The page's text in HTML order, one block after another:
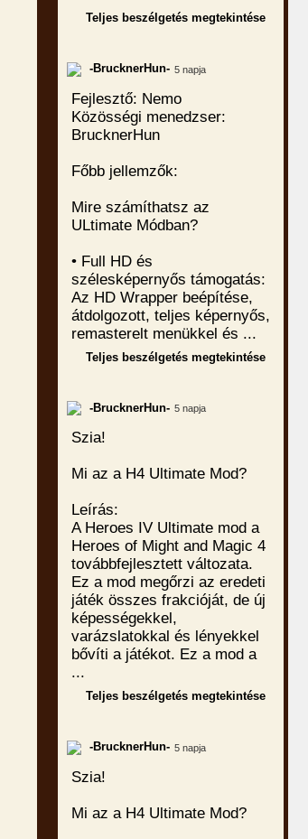
Teljes beszélgetés megtekintése
-BrucknerHun- 5 napja
Fejlesztő: Nemo
Közösségi menedzser:
BrucknerHun
Főbb jellemzők:
Mire számíthatsz az
ULtimate Módban?
• Full HD és
szélesképernyős támogatás:
Az HD Wrapper beépítése,
átdolgozott, teljes képernyős,
remasterelt menükkel és ...
Teljes beszélgetés megtekintése
-BrucknerHun- 5 napja
Szia!
Mi az a H4 Ultimate Mod?
Leírás:
A Heroes IV Ultimate mod a
Heroes of Might and Magic 4
továbbfejlesztett változata.
Ez a mod megőrzi az eredeti
játék összes frakcióját, de új
képességekkel,
varázslatokkal és lényekkel
bővíti a játékot. Ez a mod a
...
Teljes beszélgetés megtekintése
-BrucknerHun- 5 napja
Szia!
Mi az a H4 Ultimate Mod?